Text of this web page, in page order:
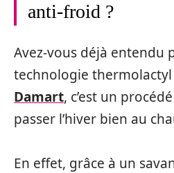
anti-froid ?
Avez-vous déjà entendu
technologie
Damart, c’est un
passer l’hiver bien au
En effet, grâce à un